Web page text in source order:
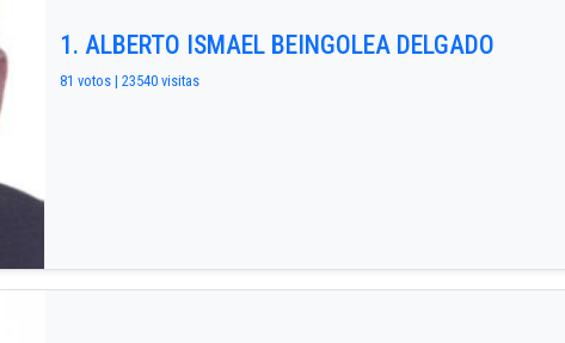
1. ALBERTO ISMAEL BEINGOLEA DELGADO
81 votos | 23540 visitas